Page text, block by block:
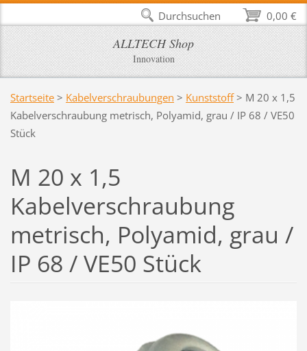
ALLTECH Shop
Innovation
Startseite > Kabelverschraubungen > Kunststoff > M 20 x 1,5
Kabelverschraubung metrisch, Polyamid, grau / IP 68 / VE50
Stück
M 20 x 1,5
Kabelverschraubung
metrisch, Polyamid, grau /
IP 68 / VE50 Stück
0,00 €
Durchsuchen